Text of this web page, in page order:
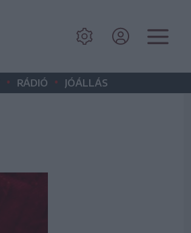
• RÁDIÓ • JÓÁLLÁS